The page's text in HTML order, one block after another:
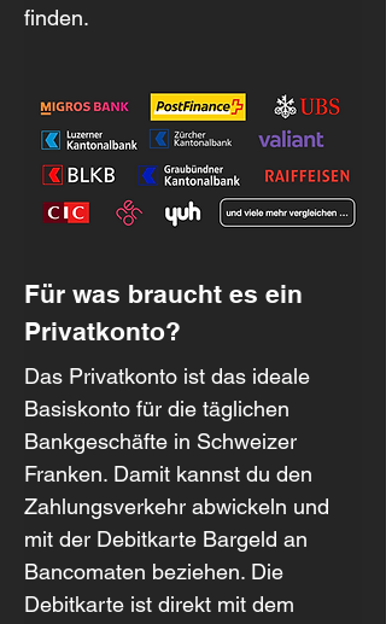
finden.
Für was braucht es ein
Privatkonto?
Das Privatkonto ist das ideale
Basiskonto für die täglichen
Bankgeschäfte in Schweizer
Franken. Damit kannst du den
Zahlungsverkehr abwickeln und
mit der Debitkarte Bargeld an
Bancomaten beziehen. Die
Debitkarte ist direkt mit dem